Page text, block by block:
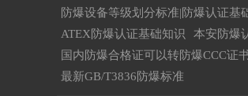
防爆设备等级划分标准|防爆认证基
ATEX防爆认证基础知识
本安防爆
国内防爆合格证可以转防爆CCC证
最新GB/T3836防爆标准